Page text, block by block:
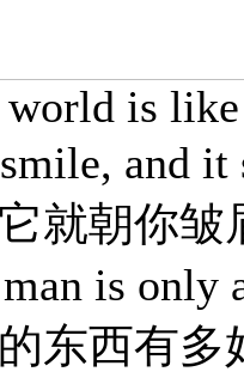
is
and
就朝你皱
is only
东西有多